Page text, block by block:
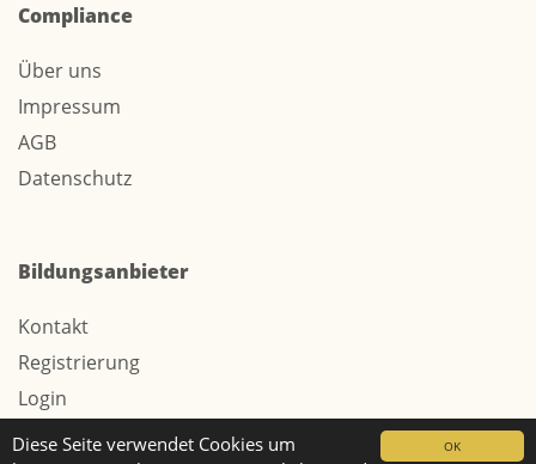
OK
Diese Seite verwendet Cookies um
Compliance
Über uns
Impressum
AGB
Datenschutz
Bildungsanbieter
Kontakt
Registrierung
Login
Werbung / Tarife